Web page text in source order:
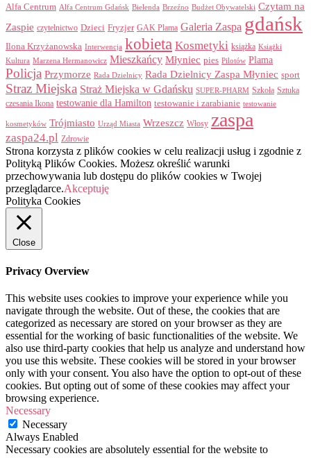
Alfa Centrum Alfa Centrum Gdańsk Bielenda Brzeźno Budżet Obywatelski Czytam na
Zaspie czytelnictwo Dzieci Fryzjer GAK Plama Galeria Zaspa gdańsk
Ilona Krzyżanowska Interwencja kobieta Kosmetyki książka Książki
Kultura Marzena Hermanowicz Mieszkańcy Młyniec pies Pilotów Plama
Policja Przymorze Rada Dzielnicy Rada Dzielnicy Zaspa Młyniec sport
Straz Miejska Straż Miejska w Gdańsku SUPER-PHARM Szkoła Sztuka
czesania Ikona testowanie dla Hamilton testowanie i zarabianie testowanie
kosmetyków Trójmiasto Urząd Miasta Wrzeszcz Włosy zaspa
zaspa24.pl Zdrowie
Strona korzysta z plików cookies w celu realizacji usług i zgodnie z
Polityką Plików Cookies. Możesz określić warunki
przechowywania lub dostępu do plików cookies w Twojej
przeglądarce.Akceptuję
Polityka Cookies
Close
Privacy Overview
This website uses cookies to improve your experience while you
navigate through the website. Out of these, the cookies that are
categorized as necessary are stored on your browser as they are
essential for the working of basic functionalities of the website. We
also use third-party cookies that help us analyze and understand how
you use this website. These cookies will be stored in your browser
only with your consent. You also have the option to opt-out of these
cookies. But opting out of some of these cookies may affect your
browsing experience.
Necessary
Necessary
Always Enabled
Necessary cookies are absolutely essential for the website to